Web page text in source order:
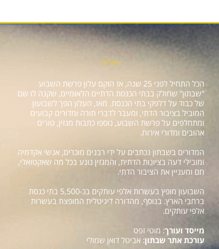
אודות
הכל התחיל לפני 25 שנה, אז הוקם עלון פרשת השבוע
"שבתון" שחולק בבתי הכנסת הדתיים הלאומיים, שקנה לו שם
של כבוד על דלפקי בתי הכנסת. מאז, העלון הפך לשבועון
המוביל בציבור הדתי, ומעבר לדברי תורה ומדורים קבועים
ומתחלפים על פרשת השבוע, נוספו כתבות מגזין, טורים
אהובים ומדורי אירוח.
המדורים בשבתון נכתבים על ידי רבנים מוכרים, אנשי אקדמיה
ומובילי דעה בציונות הדתית, והמגזין נוגע בכל מה שאקטואלי,
חם ומעניין את הציבור הדתי.
השבועון מופץ בעשרות אלפי עותקים בכ-5,500 בתי כנסת
ברחבי הארץ. בנוסף, מהדורה דיגיטלית המופצת בעשרות
אלפי עותקים.
מייסד ועורך: מוטי זפט
עורכת אתר שבתון: אביטל דואן שמולי